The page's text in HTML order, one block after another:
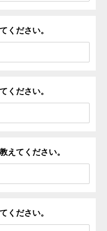
ください。
ください。
えてください。
ください。